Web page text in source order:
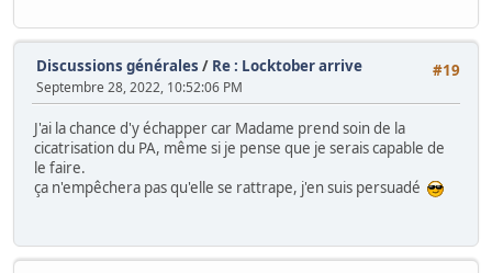
#19
Discussions générales / Re : Locktober arrive
Septembre 28, 2022, 10:52:06 PM
J'ai la chance d'y échapper car Madame prend soin de la
cicatrisation du PA, même si je pense que je serais capable de
le faire.
ça n'empêchera pas qu'elle se rattrape, j'en suis persuadé